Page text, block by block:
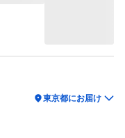
location_on東京都にお届け